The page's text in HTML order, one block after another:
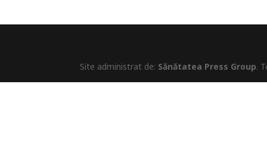
Site administrat de: Sănătatea Press Group.